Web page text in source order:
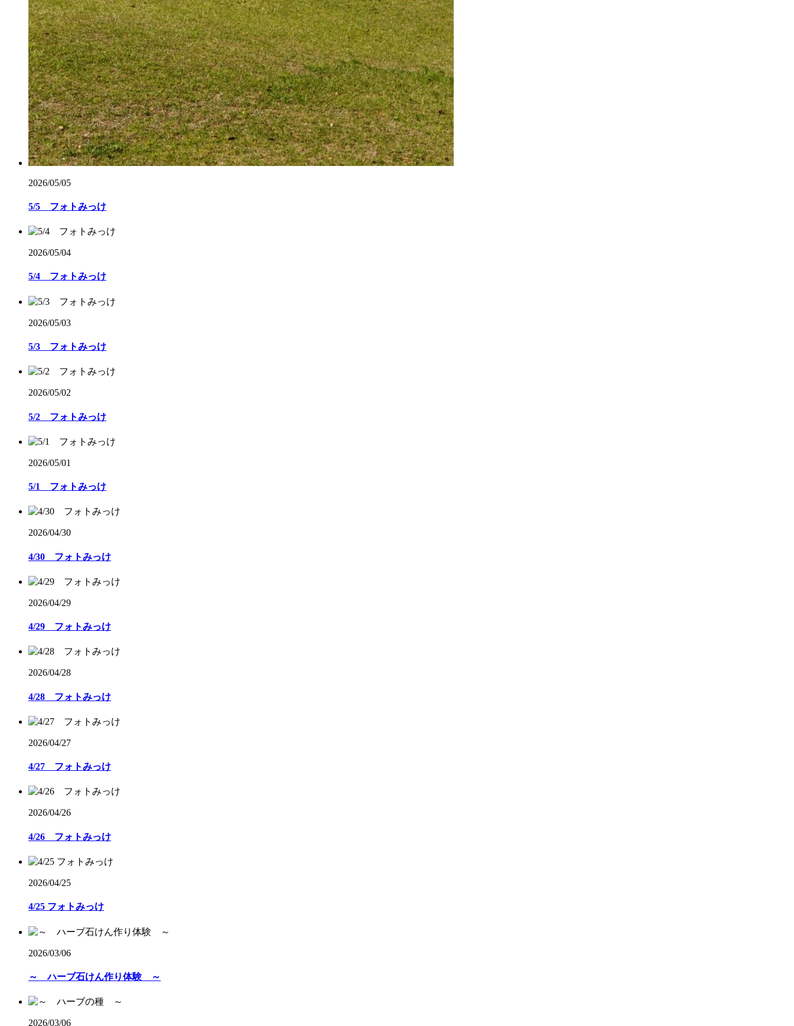
2026/05/05
5/5 フォトみっけ
2026/05/04
5/4 フォトみっけ
2026/05/03
5/3 フォトみっけ
2026/05/02
5/2 フォトみっけ
2026/05/01
5/1 フォトみっけ
2026/04/30
4/30 フォトみっけ
2026/04/29
4/29 フォトみっけ
2026/04/28
4/28 フォトみっけ
2026/04/27
4/27 フォトみっけ
2026/04/26
4/26 フォトみっけ
2026/04/25
4/25 フォトみっけ
2026/03/06
～ ハーブ石けん作り体験 ～
2026/03/06